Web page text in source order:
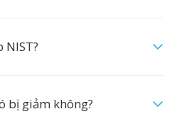
bị giảm không?